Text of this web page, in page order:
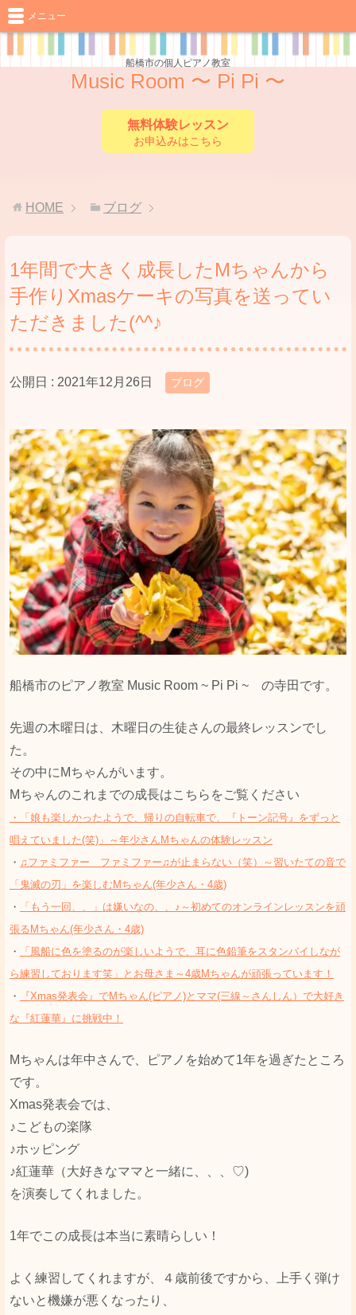
船橋市の個人ピアノ教室
Music Room 〜 Pi Pi 〜
無料体験レッスン
お申込みはこちら
メニュー
HOME ブログ
1年間で大きく成長したМちゃんから
手作りXmasケーキの写真を送ってい
ただきました(^^♪
公開日 : 2021年12月26日 ブログ
船橋市のピアノ教室 Music Room ~ Pi Pi ~ の寺田です。
先週の木曜日は、木曜日の生徒さんの最終レッスンでし
た。
その中にМちゃんがいます。
Мちゃんのこれまでの成長はこちらをご覧ください
・「娘も楽しかったようで、帰りの自転車で、『トーン記号』をずっと
唱えていました(笑)」～年少さんМちゃんの体験レッスン
・ ♫ファミファー ファミファー♫が止まらない（笑）～習いたての音で
「鬼滅の刃」を楽しむМちゃん(年少さん・4歳)
・
「もう一回、、」は嫌いなの、、♪～初めてのオンラインレッスンを頑
張るМちゃん(年少さん・4歳)
・
「風船に色を塗るのが楽しいようで、耳に色鉛筆をスタンバイしなが
ら練習しております笑」とお母さま～4歳Мちゃんが頑張っています！
・
『Xmas発表会』でМちゃん(ピアノ)とママ(三線～さんしん）で大好き
な『紅蓮華』に挑戦中！
Мちゃんは年中さんで、ピアノを始めて1年を過ぎたところ
です。
Xmas発表会では、
♪こどもの楽隊
♪ホッピング
♪紅蓮華（大好きなママと一緒に、、、♡)
を演奏してくれました。
1年でこの成長は本当に素晴らしい！
よく練習してくれますが、４歳前後ですから、上手く弾け
ないと機嫌が悪くなったり、